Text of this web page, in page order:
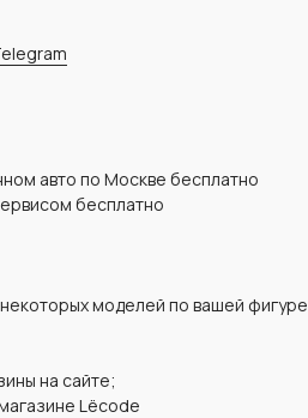
авто по Москве бесплатно
бесплатно
моделей по вашей фигуре
на сайте;
Lëcode